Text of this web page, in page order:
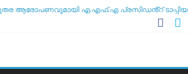
ആരോപണവുമായി എ.എഫ്.എ പ്രസിഡൻ്റ് ടാപ്പിയ